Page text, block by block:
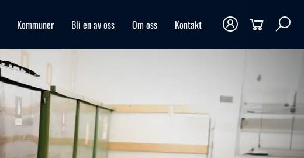
Kommuner Bli en av oss Om oss Kontakt